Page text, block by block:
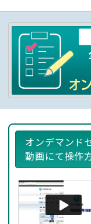
オンデマンド
動画にて操作